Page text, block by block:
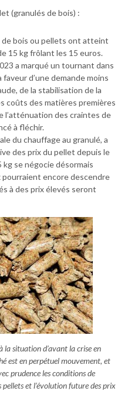
(granulés de bois) :
de bois ou pellets ont atteint
15 kg frôlant les 15 euros.
a marqué un tournant dans
d’une demande moins
de la stabilisation de la
coûts des matières premières
l’atténuation des craintes de
à fléchir.
du chauffage au granulé, a
des prix du pellet depuis le
kg se négocie désormais
pourraient encore descendre
à des prix élevés seront
la situation d’avant la crise en
est en perpétuel mouvement, et
prudence les conditions de
et l’évolution future des prix